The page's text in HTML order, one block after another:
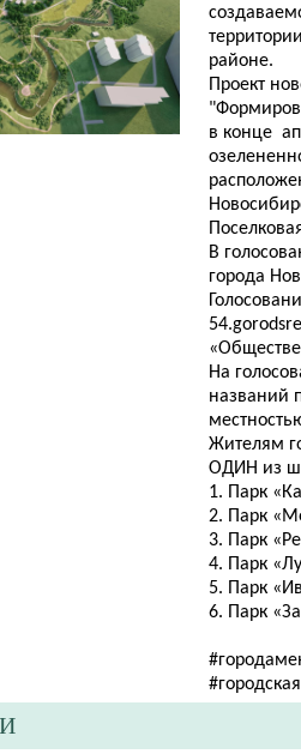
районе.
Проект
в конце
В
города
На
названий
Жителям
ОДИН из
1. Парк
2. Парк
3. Парк
4. Парк
5. Парк
6. Парк